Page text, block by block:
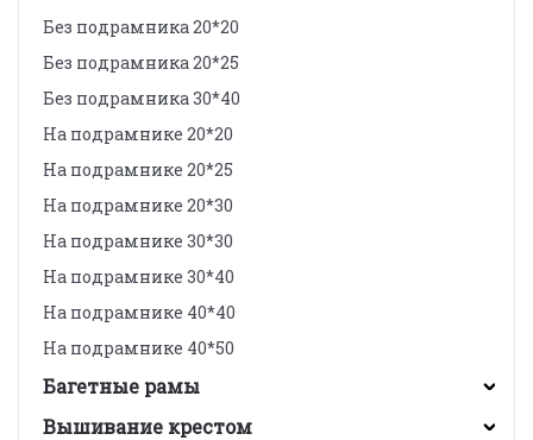
Без подрамника 20*20
Без подрамника 20*25
Без подрамника 30*40
На подрамнике 20*20
На подрамнике 20*25
На подрамнике 20*30
На подрамнике 30*30
На подрамнике 30*40
На подрамнике 40*40
На подрамнике 40*50
Багетные рамы
Вышивание крестом